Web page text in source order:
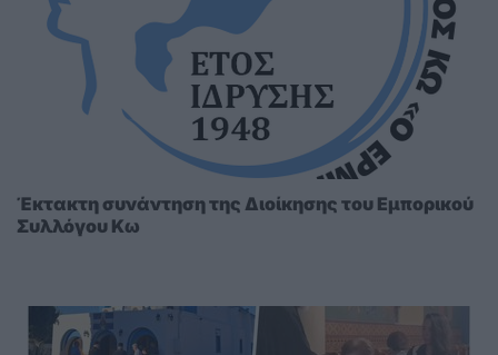
Έκτακτη συνάντηση της Διοίκησης του Εμπορικού
Συλλόγου Κω